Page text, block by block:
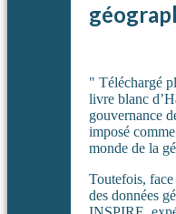
" Téléchargé
livre blanc
gouvernance
imposé
monde de la
Toutefois,
des données